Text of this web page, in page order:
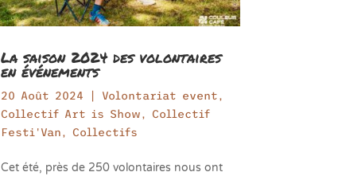
La saison 2024 des volontaires
en événements
20 Août 2024 Volontariat event,
Collectif Art is Show, Collectif
Festi'Van, Collectifs
Cet été, près de 250 volontaires nous ont